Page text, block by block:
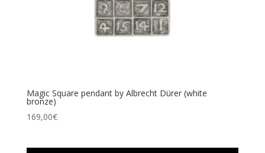
Magic Square pendant by Albrecht Dürer (white
bronze)
169,00€